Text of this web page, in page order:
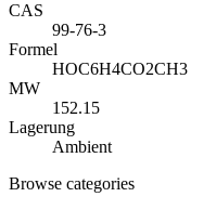
CAS
99-76-3
Formel
HOC6H4CO2CH3
MW
152.15
Lagerung
Ambient
Browse categories